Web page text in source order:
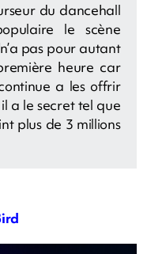
du dancehall
le scène
pas pour autant
heure car
a les offrir
a le secret tel que
plus de 3 millions